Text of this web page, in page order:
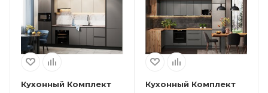
Кухонный Комплект
Кухонный Комплект